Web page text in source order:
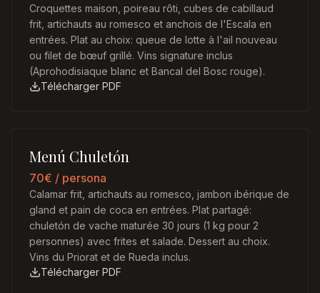
Croquettes maison, poireau rôti, cubes de cabillaud
frit, artichauts au romesco et anchois de l'Escala en
entrées. Plat au choix: queue de lotte à l'ail nouveau
ou filet de bœuf grillé. Vins signature inclus
(Aprohodisiaque blanc et Bancal del Bosc rouge).
Télécharger PDF
Menú Chuletón
70€ / persona
Calamar frit, artichauts au romesco, jambon ibérique de
gland et pain de coca en entrées. Plat partagé:
chuletón de vache maturée 30 jours (1 kg pour 2
personnes) avec frites et salade. Dessert au choix.
Vins du Priorat et de Rueda inclus.
Télécharger PDF